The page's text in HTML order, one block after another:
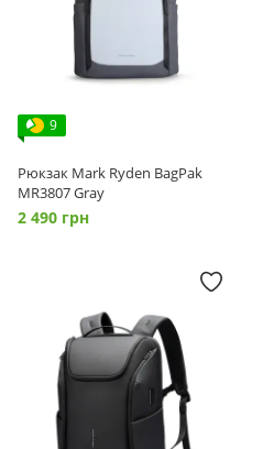
9
Рюкзак Mark Ryden BagPak
MR3807 Gray
2 490 грн